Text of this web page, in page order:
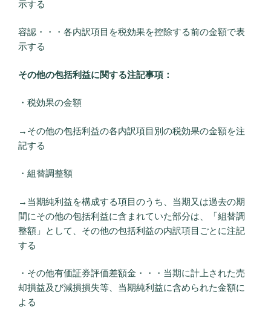
示する
容認・・・各内訳項目を税効果を控除する前の金額で表
示する
その他の包括利益に関する注記事項：
・税効果の金額
→その他の包括利益の各内訳項目別の税効果の金額を注
記する
・組替調整額
→当期純利益を構成する項目のうち、当期又は過去の期
間にその他の包括利益に含まれていた部分は、「組替調
整額」として、その他の包括利益の内訳項目ごとに注記
する
・その他有価証券評価差額金・・・当期に計上された売
却損益及び減損損失等、当期純利益に含められた金額に
よる